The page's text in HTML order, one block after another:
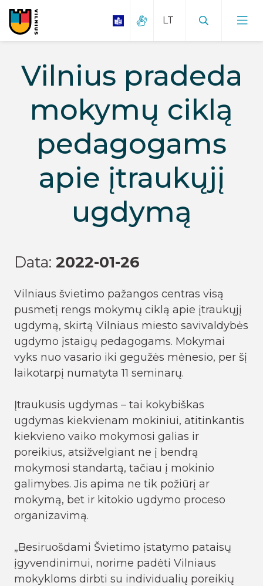
Vilnius pradeda
mokymų ciklą
pedagogams
apie įtraukųjį
ugdymą
Data: 2022-01-26
Vilniaus švietimo pažangos centras visą
pusmetį rengs mokymų ciklą apie įtraukųjį
ugdymą, skirtą Vilniaus miesto savivaldybės
ugdymo įstaigų pedagogams. Mokymai
vyks nuo vasario iki gegužės mėnesio, per šį
laikotarpį numatyta 11 seminarų.
Įtraukusis ugdymas – tai kokybiškas
ugdymas kiekvienam mokiniui, atitinkantis
kiekvieno vaiko mokymosi galias ir
poreikius, atsižvelgiant ne į bendrą
mokymosi standartą, tačiau į mokinio
galimybes. Jis apima ne tik požiūrį ar
mokymą, bet ir kitokio ugdymo proceso
organizavimą.
„Besiruošdami Švietimo įstatymo pataisų
įgyvendinimui, norime padėti Vilniaus
mokykloms dirbti su individualių poreikių